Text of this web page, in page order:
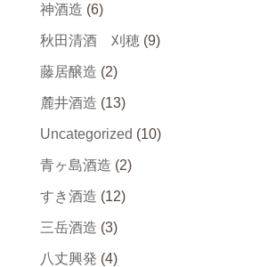
神酒造 (6)
秋田清酒 刈穂 (9)
藤居醸造 (2)
麓井酒造 (13)
Uncategorized (10)
青ヶ島酒造 (2)
すき酒造 (12)
三岳酒造 (3)
八丈興発 (4)